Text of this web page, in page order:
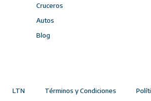
Cruceros
Autos
Blog
LTN Términos y Condiciones